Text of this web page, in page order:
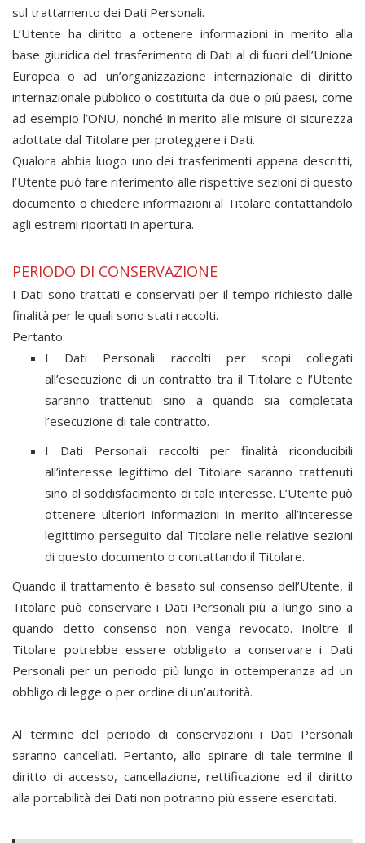
sul trattamento dei Dati Personali.
L’Utente ha diritto a ottenere informazioni in merito alla
base giuridica del trasferimento di Dati al di fuori dell’Unione
Europea o ad un’organizzazione internazionale di diritto
internazionale pubblico o costituita da due o più paesi, come
ad esempio l’ONU, nonché in merito alle misure di sicurezza
adottate dal Titolare per proteggere i Dati.
Qualora abbia luogo uno dei trasferimenti appena descritti,
l’Utente può fare riferimento alle rispettive sezioni di questo
documento o chiedere informazioni al Titolare contattandolo
agli estremi riportati in apertura.
PERIODO DI CONSERVAZIONE
I Dati sono trattati e conservati per il tempo richiesto dalle
finalità per le quali sono stati raccolti.
Pertanto:
I Dati Personali raccolti per scopi collegati
all’esecuzione di un contratto tra il Titolare e l’Utente
saranno trattenuti sino a quando sia completata
l’esecuzione di tale contratto.
I Dati Personali raccolti per finalità riconducibili
all’interesse legittimo del Titolare saranno trattenuti
sino al soddisfacimento di tale interesse. L’Utente può
ottenere ulteriori informazioni in merito all’interesse
legittimo perseguito dal Titolare nelle relative sezioni
di questo documento o contattando il Titolare.
Quando il trattamento è basato sul consenso dell’Utente, il
Titolare può conservare i Dati Personali più a lungo sino a
quando detto consenso non venga revocato. Inoltre il
Titolare potrebbe essere obbligato a conservare i Dati
Personali per un periodo più lungo in ottemperanza ad un
obbligo di legge o per ordine di un’autorità.
Al termine del periodo di conservazioni i Dati Personali
saranno cancellati. Pertanto, allo spirare di tale termine il
diritto di accesso, cancellazione, rettificazione ed il diritto
alla portabilità dei Dati non potranno più essere esercitati.